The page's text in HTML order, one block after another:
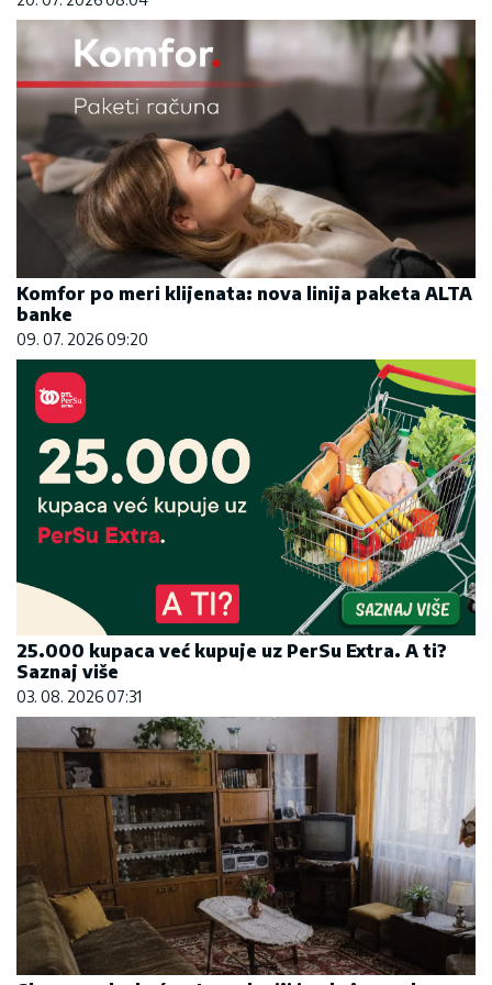
Komfor po meri klijenata: nova linija paketa ALTA
banke
09. 07. 2026 09:20
25.000 kupaca već kupuje uz PerSu Extra. A ti?
Saznaj više
03. 08. 2026 07:31